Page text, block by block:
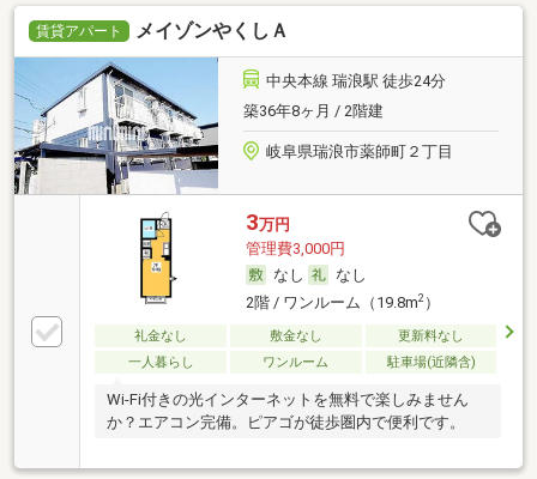
賃貸アパート メイゾンやくしＡ
中央本線 瑞浪駅 徒歩24分
築36年8ヶ月 / 2階建
岐阜県瑞浪市薬師町２丁目
3万円
管理費3,000円
なし
なし
2階 / ワンルーム（19.8m2）
礼金なし 敷金なし
更新料なし
一人暮らし
ワンルーム 駐車場(近隣含)
Wi-Fi付きの光インターネットを無料で楽しみません
か？エアコン完備。ピアゴが徒歩圏内で便利です。